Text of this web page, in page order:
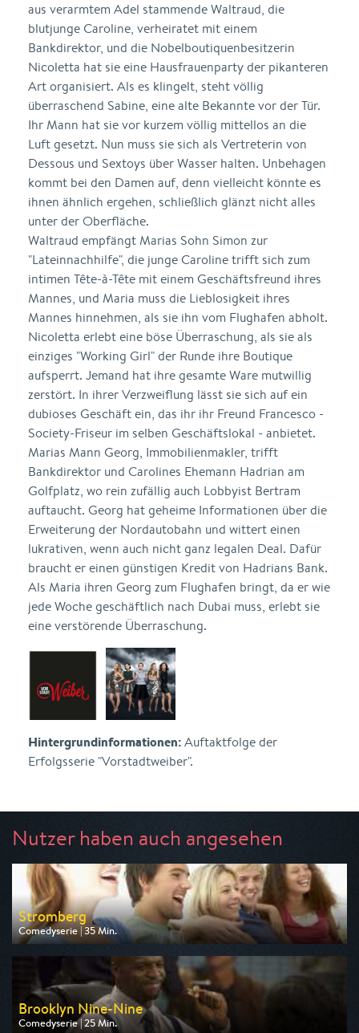
aus verarmtem Adel stammende Waltraud, die
blutjunge Caroline, verheiratet mit einem
Bankdirektor, und die Nobelboutiquenbesitzerin
Nicoletta hat sie eine Hausfrauenparty der pikanteren
Art organisiert. Als es klingelt, steht völlig
überraschend Sabine, eine alte Bekannte vor der Tür.
Ihr Mann hat sie vor kurzem völlig mittellos an die
Luft gesetzt. Nun muss sie sich als Vertreterin von
Dessous und Sextoys über Wasser halten. Unbehagen
kommt bei den Damen auf, denn vielleicht könnte es
ihnen ähnlich ergehen, schließlich glänzt nicht alles
unter der Oberfläche.
Waltraud empfängt Marias Sohn Simon zur
"Lateinnachhilfe", die junge Caroline trifft sich zum
intimen Tête-à-Tête mit einem Geschäftsfreund ihres
Mannes, und Maria muss die Lieblosigkeit ihres
Mannes hinnehmen, als sie ihn vom Flughafen abholt.
Nicoletta erlebt eine böse Überraschung, als sie als
einziges "Working Girl" der Runde ihre Boutique
aufsperrt. Jemand hat ihre gesamte Ware mutwillig
zerstört. In ihrer Verzweiflung lässt sie sich auf ein
dubioses Geschäft ein, das ihr ihr Freund Francesco -
Society-Friseur im selben Geschäftslokal - anbietet.
Marias Mann Georg, Immobilienmakler, trifft
Bankdirektor und Carolines Ehemann Hadrian am
Golfplatz, wo rein zufällig auch Lobbyist Bertram
auftaucht. Georg hat geheime Informationen über die
Erweiterung der Nordautobahn und wittert einen
lukrativen, wenn auch nicht ganz legalen Deal. Dafür
braucht er einen günstigen Kredit von Hadrians Bank.
Als Maria ihren Georg zum Flughafen bringt, da er wie
jede Woche geschäftlich nach Dubai muss, erlebt sie
eine verstörende Überraschung.
Hintergrundinformationen:Auftaktfolge der
Erfolgsserie "Vorstadtweiber".
Nutzer haben auch angesehen
Stromberg
Comedyserie | 35 Min.
Ausgestrahlt von Sport 1
am 09.08.2026, 20:15
Brooklyn Nine-Nine
Comedyserie | 25 Min.